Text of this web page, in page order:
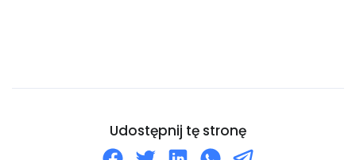
Udostępnij tę stronę